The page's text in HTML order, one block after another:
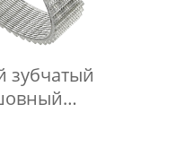
зубчатый